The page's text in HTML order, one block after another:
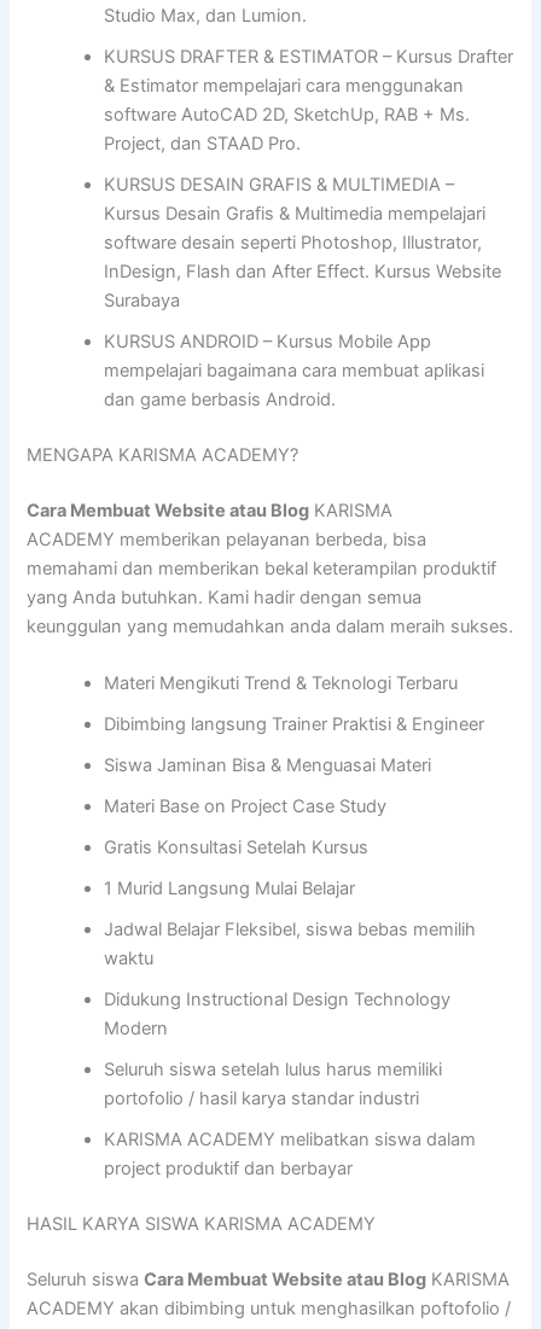
Studio Max, dan Lumion.
KURSUS DRAFTER & ESTIMATOR – Kursus Drafter
& Estimator mempelajari cara menggunakan
software AutoCAD 2D, SketchUp, RAB + Ms.
Project, dan STAAD Pro.
KURSUS DESAIN GRAFIS & MULTIMEDIA –
Kursus Desain Grafis & Multimedia mempelajari
software desain seperti Photoshop, Illustrator,
InDesign, Flash dan After Effect. Kursus Website
Surabaya
KURSUS ANDROID – Kursus Mobile App
mempelajari bagaimana cara membuat aplikasi
dan game berbasis Android.
MENGAPA KARISMA ACADEMY?
Cara Membuat Website atau Blog KARISMA
ACADEMY memberikan pelayanan berbeda, bisa
memahami dan memberikan bekal keterampilan produktif
yang Anda butuhkan. Kami hadir dengan semua
keunggulan yang memudahkan anda dalam meraih sukses.
Materi Mengikuti Trend & Teknologi Terbaru
Dibimbing langsung Trainer Praktisi & Engineer
Siswa Jaminan Bisa & Menguasai Materi
Materi Base on Project Case Study
Gratis Konsultasi Setelah Kursus
1 Murid Langsung Mulai Belajar
Jadwal Belajar Fleksibel, siswa bebas memilih
waktu
Didukung Instructional Design Technology
Modern
Seluruh siswa setelah lulus harus memiliki
portofolio / hasil karya standar industri
KARISMA ACADEMY melibatkan siswa dalam
project produktif dan berbayar
HASIL KARYA SISWA KARISMA ACADEMY
Seluruh siswaCara Membuat Website atau Blog KARISMA
ACADEMY akan dibimbing untuk menghasilkan poftofolio /